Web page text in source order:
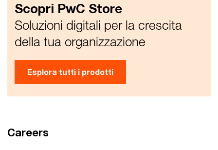
Scopri PwC Store
Soluzioni digitali per la crescita
della tua organizzazione
Esplora tutti i prodotti
Careers